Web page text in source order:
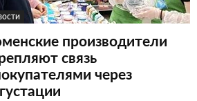
производители
связь
через